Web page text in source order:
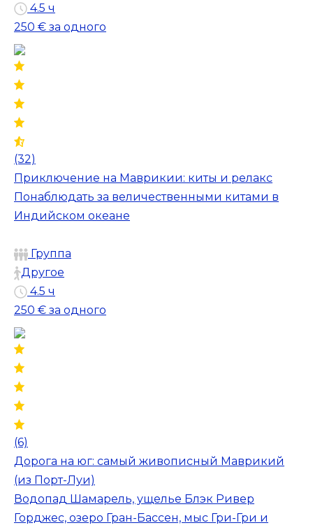
4.5 ч
250 € за одного
(32)
Приключение на Маврикии: киты и релакс
Понаблюдать за величественными китами в
Индийском океане
Группа
Другое
4.5 ч
250 € за одного
(6)
Дорога на юг: самый живописный Маврикий
(из Порт-Луи)
Водопад Шамарель, ущелье Блэк Ривер
Горджес, озеро Гран-Бассен, мыс Гри-Гри и